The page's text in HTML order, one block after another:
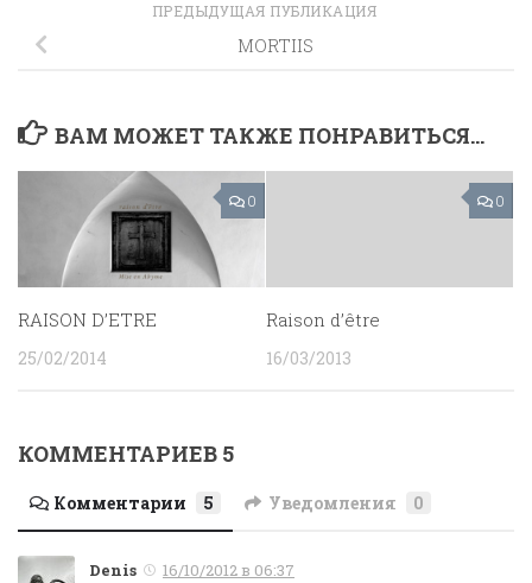
ПРЕДЫДУЩАЯ ПУБЛИКАЦИЯ
MORTIIS
ВАМ МОЖЕТ ТАКЖЕ ПОНРАВИТЬСЯ...
0
RAISON D’ETRE
25/02/2014
0
Raison d’être
16/03/2013
КОММЕНТАРИЕВ 5
Комментарии 5 Уведомления 0
Denis 16/10/2012 в 06:37